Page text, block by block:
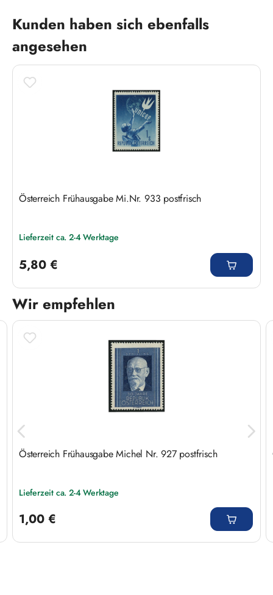
Produktgalerie überspringen
Kunden haben sich ebenfalls
angesehen
Österreich Frühausgabe Mi.Nr. 933 postfrisch
Lieferzeit ca. 2-4 Werktage
5,80 €
Wir empfehlen
Produktgalerie überspringen
Österreich Frühausgabe Michel Nr. 927 postfrisch
Lieferzeit ca. 2-4 Werktage
1,00 €